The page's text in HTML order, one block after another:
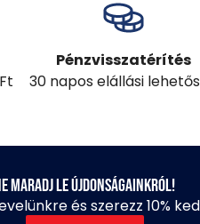
Pénzvisszatérítés
30 napos elállási
maradj le újdonságainkról!
és szerezz 10%